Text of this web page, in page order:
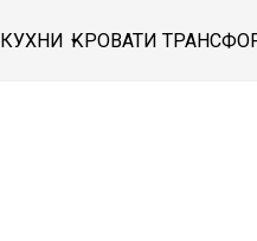
КУХНИ КРОВАТИ